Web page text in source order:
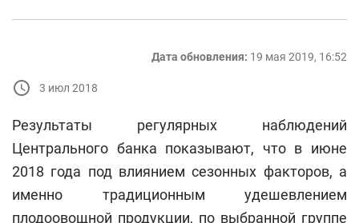
Дата обновления: 19 мая 2019, 16:52
3 июл 2018
Результаты регулярных наблюдений
Центрального банка показывают, что в июне
2018 года под влиянием сезонных факторов, а
именно традиционным удешевлением
плодоовощной продукции, по выбранной группе